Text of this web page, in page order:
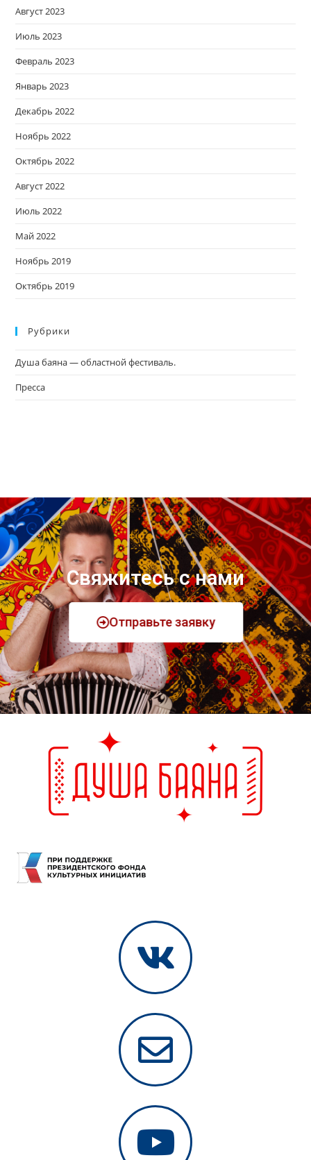
Август 2023
Июль 2023
Февраль 2023
Январь 2023
Декабрь 2022
Ноябрь 2022
Октябрь 2022
Август 2022
Июль 2022
Май 2022
Ноябрь 2019
Октябрь 2019
Рубрики
Душа баяна — областной фестиваль.
Пресса
Свяжитесь с нами
Отправьте заявку